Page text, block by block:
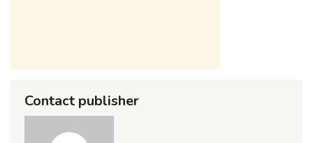
Contact publisher